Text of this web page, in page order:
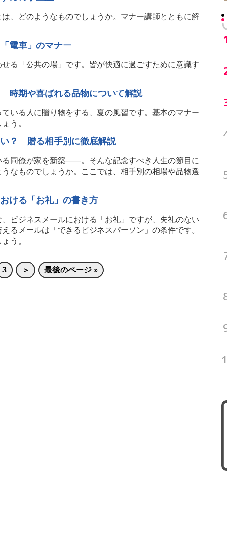
、どのようなものでしょうか。マナー講師とともに解
電車」のマナー
る「公共の場」です。皆が快適に過ごすために意識す
時期や喜ばれる品物について解説
ている人に贈り物をする、夏の風習です。基本のマナー
う。
い？ 贈る相手別に徹底解説
る同僚が家を新築――。そんな記念すべき人生の節目に
なものでしょうか。ここでは、相手別の相場や品物選
ける「お礼」の書き方
ビジネスメールにおける「お礼」ですが、失礼のない
るメールは「できるビジネスパーソン」の条件です。
う。
3 ＞ 最後のページ »